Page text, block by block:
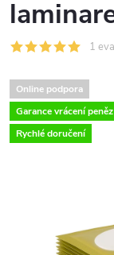
1
Online podpora
Garance vrácení peněz
Rychlé doručení